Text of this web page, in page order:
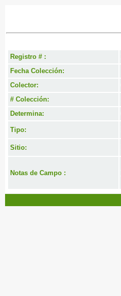
Registro # :
Fecha Colección:
Colector:
# Colección:
Determina:
Tipo:
Sitio:
Notas de Campo :